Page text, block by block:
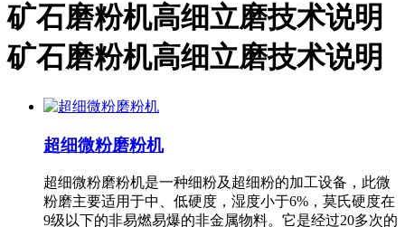
矿石磨粉机高细立磨技术说明
矿石磨粉机高细立磨技术说明
超细微粉磨粉机
超细微粉磨粉机是一种细粉及超细粉的加工设备，此微
粉磨主要适用于中、低硬度，湿度小于6%，莫氏硬度在
9级以下的非易燃易爆的非金属物料。它是经过20多次的